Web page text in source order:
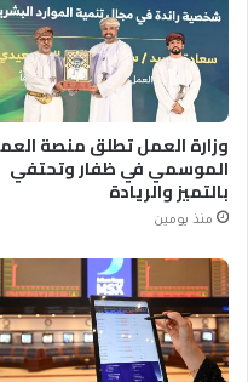
وزارة العمل تطلق منصة
الموسمي في ظفار وتحتفي
بالتميز والريادة
منذ يومين